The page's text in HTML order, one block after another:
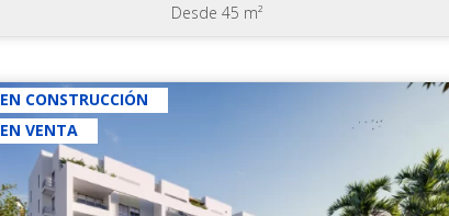
Desde 45 m²
EN CONSTRUCCIÓN
EN VENTA